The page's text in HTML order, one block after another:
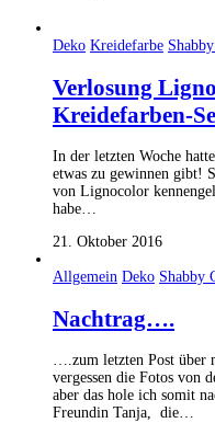
Deko Kreidefarbe
Verlosung
Kreidefarben-
In der letzten Woche
etwas zu gewinnen gibt!
von Lignocolor
habe…
21. Oktober 2016
Allgemein Deko Shabby
Nachtrag….
….zum letzten Post über
vergessen die Fotos von
aber das hole ich somit
Freundin Tanja, die…